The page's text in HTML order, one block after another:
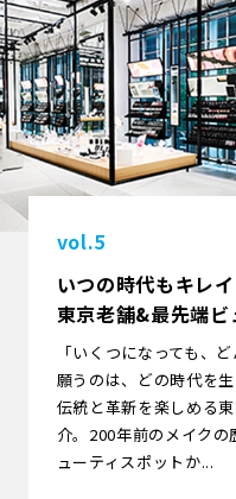
vol.5
いつの時代もキレ
東京老舗&最先端
「いくつになっても、
願うのは、どの時代を
伝統と革新を楽しめる
介。200年前のメイク
ューティスポットか...